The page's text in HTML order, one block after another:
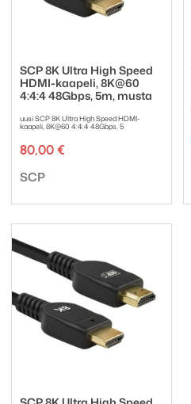
SCP 8K Ultra High Speed
HDMI-kaapeli, 8K@60
4:4:4 48Gbps, 5m, musta
uusi SCP 8K Ultra High Speed HDMI-
kaapeli, 8K@60 4:4:4 48Gbps, 5
80,00 €
Tuotemerkki:
SCP